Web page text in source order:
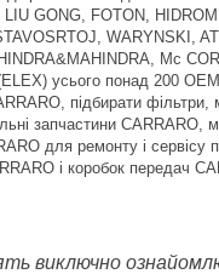
GONG, FOTON,
WARYNSKI,
Mc
понад 200 OEM
підбирати
запчастини
для ремонту і
і коробок передач
виключно